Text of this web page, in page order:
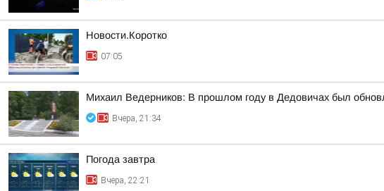
Новости.Коротко
07:05
Михаил Ведерников: В прошлом году в Дедовичах был
Вчера, 21:34
Погода завтра
Вчера, 22:21